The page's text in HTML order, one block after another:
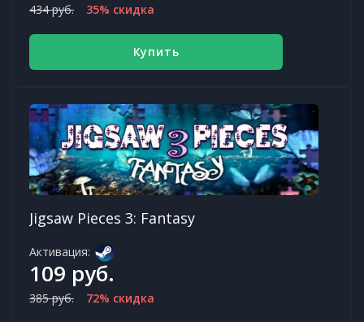
434 руб. 35% скидка
Купить
Jigsaw Pieces 3: Fantasy
Активация:
109 руб.
385 руб. 72% скидка